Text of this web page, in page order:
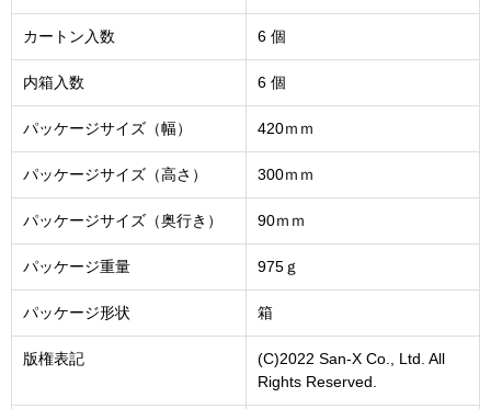
カートン入数 6 個
内箱入数 6 個
パッケージサイズ（幅） 420ｍｍ
パッケージサイズ（高さ） 300ｍｍ
パッケージサイズ（奥行き） 90ｍｍ
パッケージ重量 975ｇ
パッケージ形状 箱
版権表記
(C)2022 San-X Co., Ltd. All
Rights Reserved.